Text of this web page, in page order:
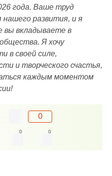
года. Ваше труд
нашего развития, и я
вы вкладываете в
Я хочу
в своей силе,
и творческого счастья,
каждым моментом
0
0 0